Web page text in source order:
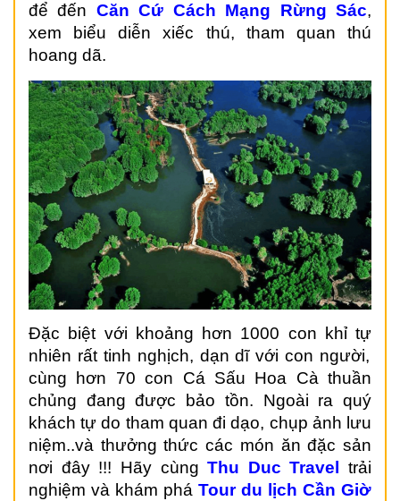
để đến Căn Cứ Cách Mạng Rừng Sác,
xem biểu diễn xiếc thú, tham quan thú
hoang dã.
Đặc biệt với khoảng hơn 1000 con khỉtự
nhiên rất tinh nghịch, dạn dĩ với con người,
cùng hơn 70 con CáSấu Hoa Cà thuần
chủng đang được bảo tồn. Ngoài ra quý
khách tự do tham quan đi dạo, chụp ảnh l ưu
niệm..và thưởng thức các món ăn đặc sản
nơi đây !!! Hãy cùngThu Duc Travel trải
nghiệm và khám phá Tour du lịch Cần Giờ